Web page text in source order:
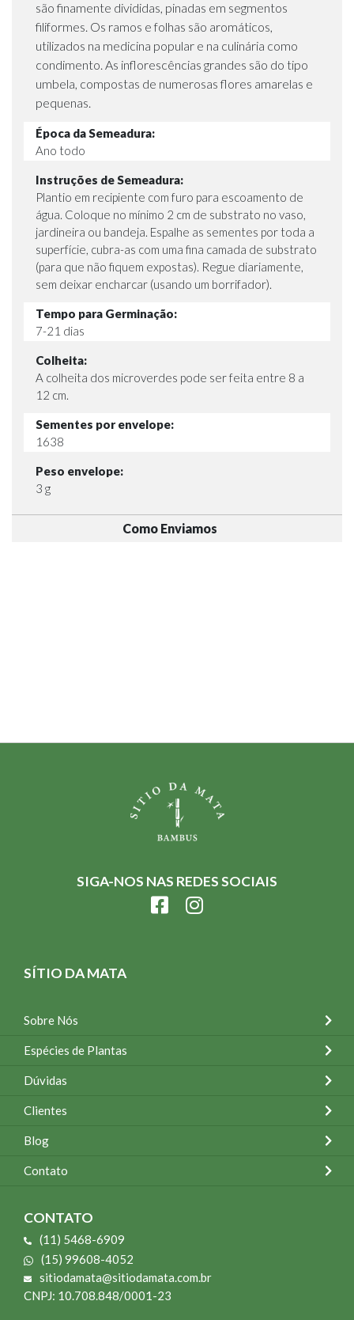
são finamente divididas, pinadas em segmentos
filiformes. Os ramos e folhas são aromáticos,
utilizados na medicina popular e na culinária como
condimento. As inflorescências grandes são do tipo
umbela, compostas de numerosas flores amarelas e
pequenas.
Época da Semeadura:
Ano todo
Instruções de Semeadura:
Plantio em recipiente com furo para escoamento de
água. Coloque no mínimo 2 cm de substrato no vaso,
jardineira ou bandeja. Espalhe as sementes por toda a
superfície, cubra-as com uma fina camada de substrato
(para que não fiquem expostas). Regue diariamente,
sem deixar encharcar (usando um borrifador).
Tempo para Germinação:
7-21 dias
Colheita:
A colheita dos microverdes pode ser feita entre 8 a
12 cm.
Sementes por envelope:
1638
Peso envelope:
3 g
Como Enviamos
SIGA-NOS NAS REDES SOCIAIS
SÍTIO DA MATA
Sobre Nós
Espécies de Plantas
Dúvidas
Clientes
Blog
Contato
CONTATO
(11) 5468-6909
(15) 99608-4052
sitiodamata@sitiodamata.com.br
CNPJ: 10.708.848/0001-23